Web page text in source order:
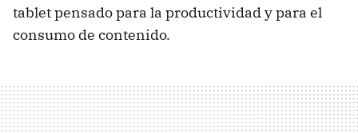
tablet pensado para la productividad y para el
consumo de contenido.